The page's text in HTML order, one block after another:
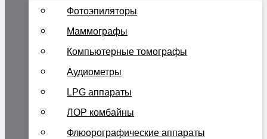
Фотоэпиляторы
Маммографы
Компьютерные томографы
Аудиометры
LPG аппараты
ЛОР комбайны
Флюорографические аппараты